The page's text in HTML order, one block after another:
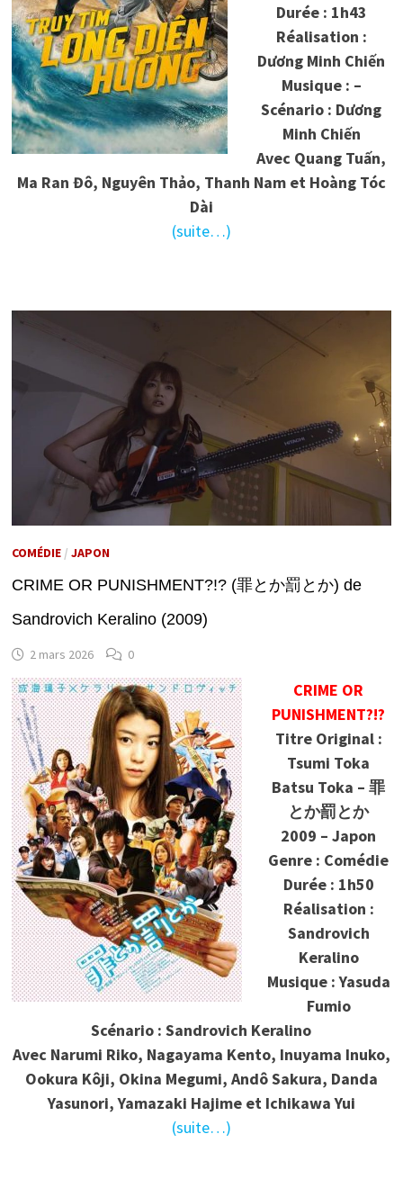
Durée : 1h43
Réalisation :
Dương Minh Chiến
Musique : –
Scénario : Dương
Minh Chiến
Avec Quang Tuấn,
Ma Ran Đô, Nguyên Thảo, Thanh Nam et Hoàng Tóc
Dài
(suite…)
COMÉDIE/ JAPON
CRIME OR PUNISHMENT?!? (罪とか罰とか) de
Sandrovich Keralino (2009)
2 mars 2026 0
CRIME OR
PUNISHMENT?!?
Titre Original :
Tsumi Toka
Batsu Toka – 罪
とか罰とか
2009 – Japon
Genre : Comédie
Durée : 1h50
Réalisation :
Sandrovich
Keralino
Musique : Yasuda
Fumio
Scénario : Sandrovich Keralino
Avec Narumi Riko, Nagayama Kento, Inuyama Inuko,
Ookura Kôji, Okina Megumi, Andô Sakura, Danda
Yasunori, Yamazaki Hajime et Ichikawa Yui
(suite…)